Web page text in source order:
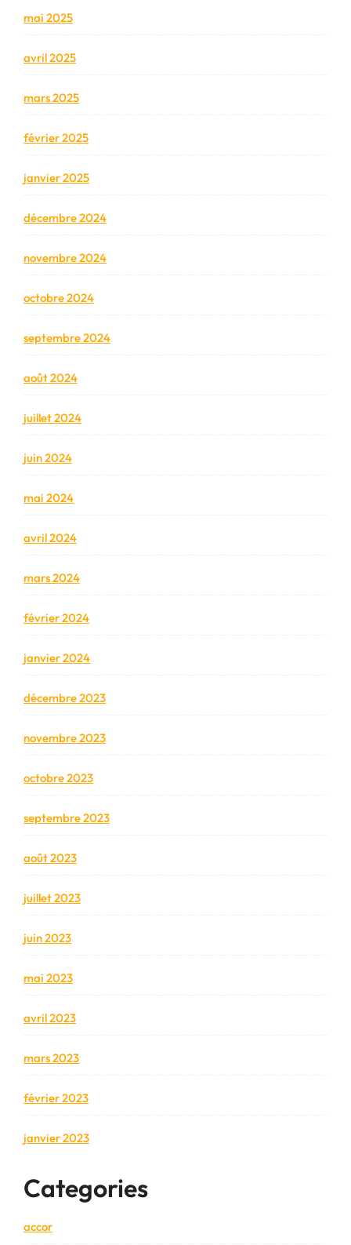
mai 2025
avril 2025
mars 2025
février 2025
janvier 2025
décembre 2024
novembre 2024
octobre 2024
septembre 2024
août 2024
juillet 2024
juin 2024
mai 2024
avril 2024
mars 2024
février 2024
janvier 2024
décembre 2023
novembre 2023
octobre 2023
septembre 2023
août 2023
juillet 2023
juin 2023
mai 2023
avril 2023
mars 2023
février 2023
janvier 2023
Categories
accor